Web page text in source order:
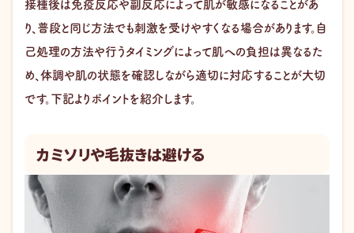
接種後は免疫反応や副反応によって肌が敏感になることがあ
り、普段と同じ方法でも刺激を受けやすくなる場合があります。自
己処理の方法や行うタイミングによって肌への負担は異なるた
め、体調や肌の状態を確認しながら適切に対応することが大切
です。下記よりポイントを紹介します。
カミソリや毛抜きは避ける